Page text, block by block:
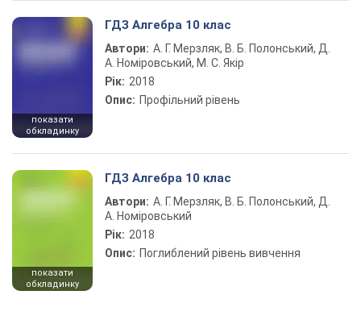
показати
обкладинку
ГДЗ Алгебра 10 клас
Автори: А. Г. Мерзляк, В. Б. Полонський, Д.
А. Номіровський, М. С. Якір
Рік: 2018
Опис: Профільний рівень
показати
обкладинку
ГДЗ Алгебра 10 клас
Автори: А. Г. Мерзляк, В. Б. Полонський, Д.
А. Номіровський
Рік: 2018
Опис: Поглиблений рівень вивчення